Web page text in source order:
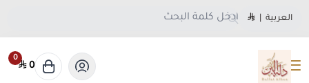
العربية
متجر دلة البن
0
0